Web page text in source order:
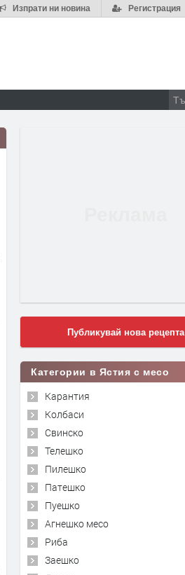
Регистрация
Изпрати ни новина
Публикувай нова рецепта
Категории в Ястия с месо
Карантия
Колбаси
Свинско
Телешко
Пилешко
Патешко
Пуешко
Агнешко месо
Риба
Заешко